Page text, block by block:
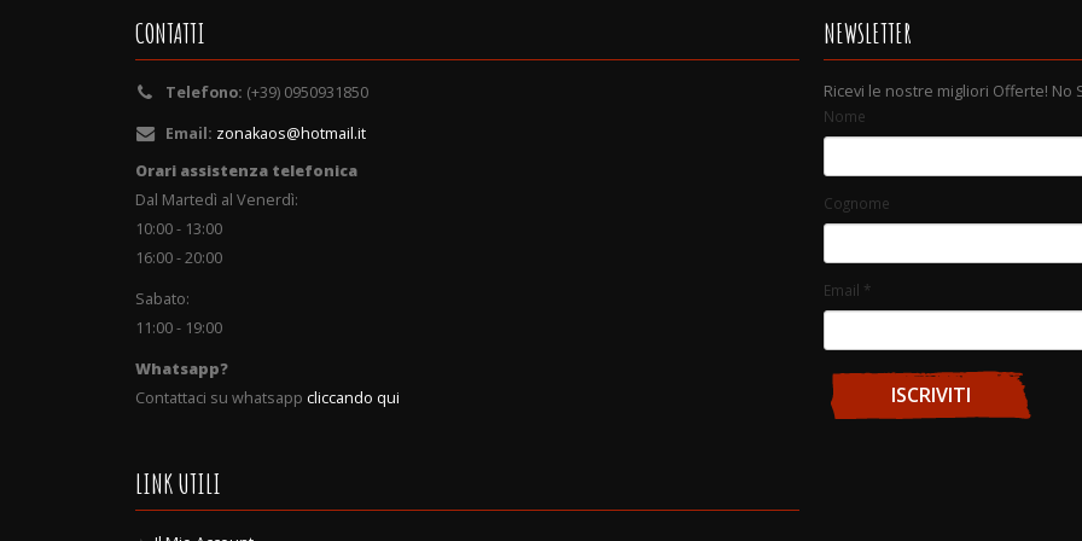
CONTATTI
Telefono: (+39) 0950931850
Email: zonakaos@hotmail.it
Orari assistenza telefonica
Dal Martedì al Venerdì:
10:00 - 13:00
16:00 - 20:00
Sabato:
11:00 - 19:00
Whatsapp?
Contattaci su whatsapp cliccando qui
LINK UTILI
NEWSLETTER
Ricevi le nostre migliori Offerte! No
Nome
Cognome
Email *